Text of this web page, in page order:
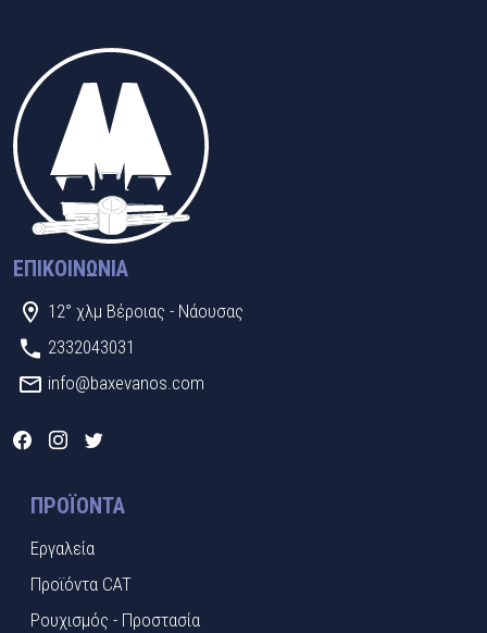
ΕΠΙΚΟΙΝΩΝΊΑ
12° χλμ Βέροιας - Νάουσας
2332043031
info@baxevanos.com
ΠΡΟΪΌΝΤΑ
Εργαλεία
Προϊόντα CAT
Ρουχισμός - Προστασία